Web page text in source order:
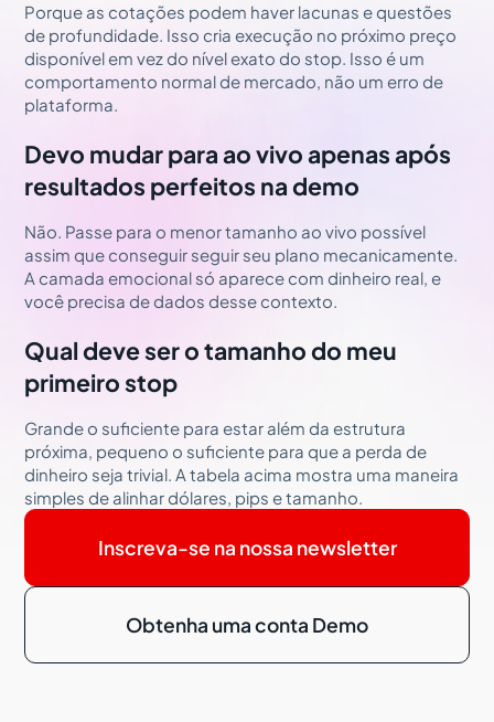
Porque as cotações podem haver lacunas e questões
de profundidade. Isso cria execução no próximo preço
disponível em vez do nível exato do stop. Isso é um
comportamento normal de mercado, não um erro de
plataforma.
Devo mudar para ao vivo apenas após
resultados perfeitos na demo
Não. Passe para o menor tamanho ao vivo possível
assim que conseguir seguir seu plano mecanicamente.
A camada emocional só aparece com dinheiro real, e
você precisa de dados desse contexto.
Qual deve ser o tamanho do meu
primeiro stop
Grande o suficiente para estar além da estrutura
próxima, pequeno o suficiente para que a perda de
dinheiro seja trivial. A tabela acima mostra uma maneira
simples de alinhar dólares, pips e tamanho.
Inscreva-se na nossa newsletter
Obtenha uma conta Demo